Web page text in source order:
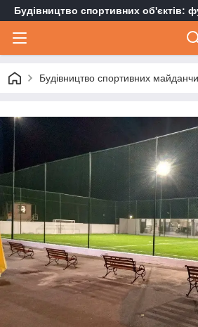
Будівництво спортивних об'єктів:
Будівництво спортивних